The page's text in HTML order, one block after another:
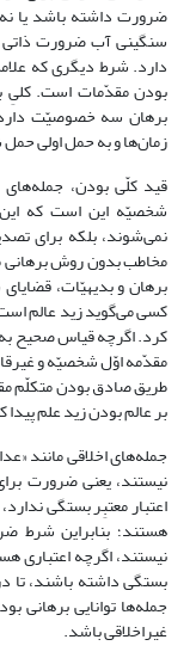
سنگینی آب ضرورت
دارد. شرط دیگری که
بودن مقدّمات است. کلیِ
برهان سه خصوصیّت
زمان‌ها و به حمل اولی
قید کلّی بودن،
شخصیّه این است که این
نمی‌شوند، بلکه برای
مخاطب بدون روش برهانی
برهان و بدیهیّات،
کسی می‌گوید زید عالم است
کرد. اگرچه قیاس صحیح به
مقدّمه اوّل شخصیّه و
طریق صادق بودن متکلّم
بر عالم بودن زید علم
جمله‌های اخلاقی مانند
نیستند، یعنی ضرورت
اعتبار معتبِر بستگی
هستند؛ بنابراین شرط
نیستند، اگرچه اعتباری
بستگی داشته باشند، تا
جمله‌ها توانایی برهانی
غیراخلاقی باشد.